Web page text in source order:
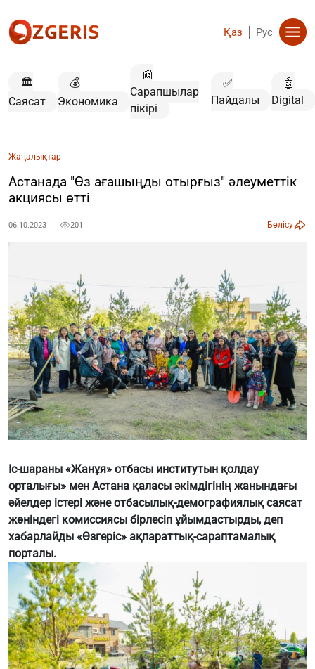
Қаз Рус
🏛️
Саясат
💰
Экономика
📰
Сарапшылар
пікірі
✅
Пайдалы
🤖
Digital
Жаңалықтар
Астанада "Өз ағашыңды отырғыз" әлеуметтік
акциясы өтті
06.10.2023 201 Бөлісу
Іс-шараны «Жанұя» отбасы институтын қолдау
орталығы» мен Астана қаласы әкімдігінің жанындағы
әйелдер істері және отбасылық-демографиялық саясат
жөніндегі комиссиясы бірлесіп ұйымдастырды, деп
хабарлайды «Өзгеріс» ақпараттық-сараптамалық
порталы.